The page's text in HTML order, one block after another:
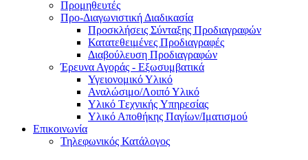
Προμηθευτές
Προ-Διαγωνιστική Διαδικασία
Προσκλήσεις Σύνταξης Προδιαγραφών
Κατατεθειμένες Προδιαγραφές
Διαβούλευση Προδιαγραφών
Έρευνα Αγοράς - Εξωσυμβατικά
Υγειονομικό Υλικό
Αναλώσιμο/Λοιπό Υλικό
Υλικό Tεχνικής Yπηρεσίας
Υλικό Αποθήκης Παγίων/Ιματισμού
Επικοινωνία
Τηλεφωνικός Κατάλογος